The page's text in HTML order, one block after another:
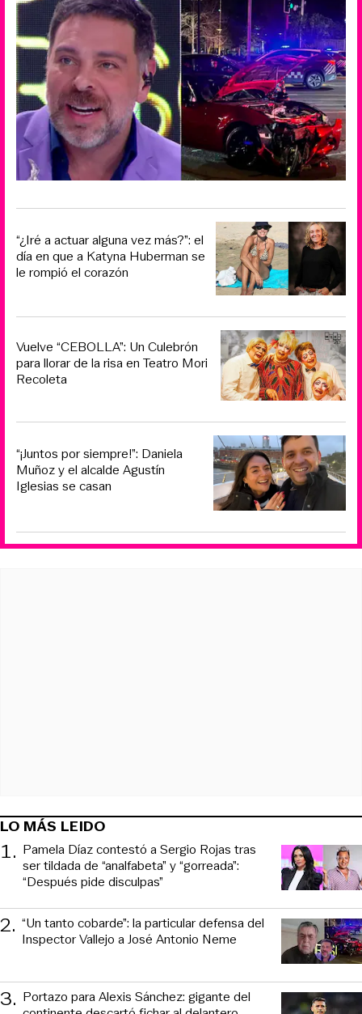
“¿Iré a actuar alguna vez más?”: el
día en que a Katyna Huberman se
le rompió el corazón
Vuelve “CEBOLLA”: Un Culebrón
para llorar de la risa en Teatro Mori
Recoleta
“¡Juntos por siempre!”: Daniela
Muñoz y el alcalde Agustín
Iglesias se casan
LO MÁS LEIDO
1. Pamela Díaz contestó a Sergio Rojas tras
ser tildada de “analfabeta” y “gorreada”:
“Después pide disculpas”
2. “Un tanto cobarde”: la particular defensa del
Inspector Vallejo a José Antonio Neme
3. Portazo para Alexis Sánchez: gigante del